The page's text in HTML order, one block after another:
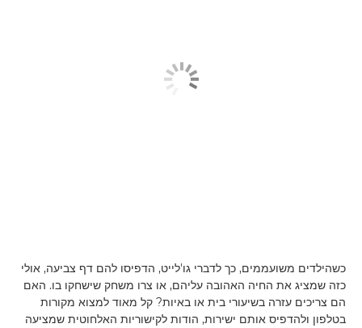
כשהילדים משועממים, כך לדברי גו'לייט, הדפיסו להם דף צביעה, אולי
כזה שמציג את החיה האהובה עליהם, או צרו משחק שישחקו בו. האם
הם צריכים עזרה בשיעורי בית או באיות? קל מאוד למצוא מקורות
בטלפון ולהדפיס אותם ישירות, הודות לקישוריות האלחוטית שמציעה